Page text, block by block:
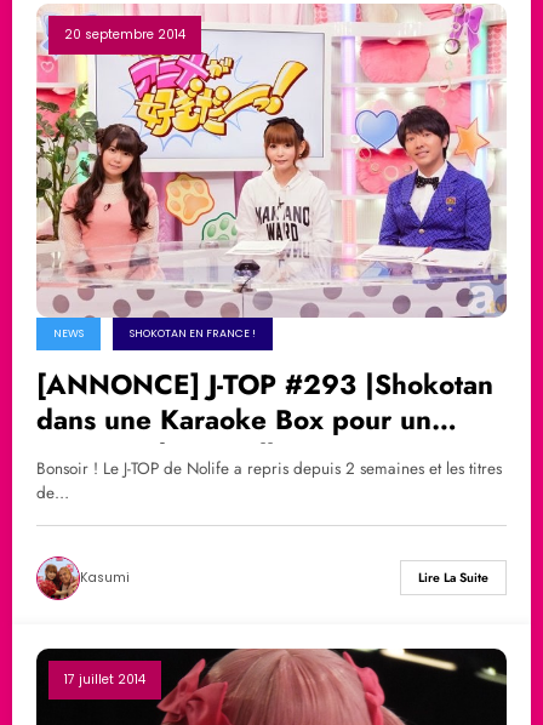
20 septembre 2014
NEWS SHOKOTAN EN FRANCE !
[ANNONCE] J-TOP #293 |Shokotan
dans une Karaoke Box pour un
concours | Nouvelle émission !
Bonsoir ! Le J-TOP de Nolife a repris depuis 2 semaines et les titres
de…
Kasumi Lire La Suite
17 juillet 2014